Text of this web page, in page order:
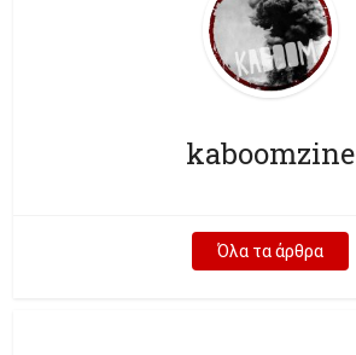
kaboomzine
Όλα τα άρθρα